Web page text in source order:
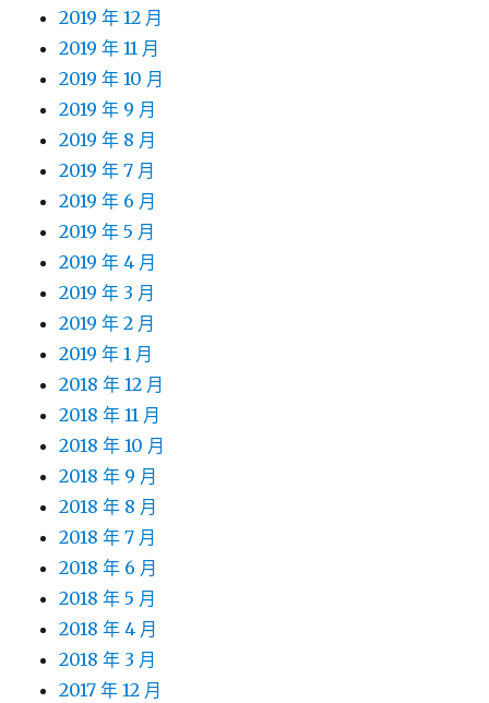
2019 年 12 月
2019 年 11 月
2019 年 10 月
2019 年 9 月
2019 年 8 月
2019 年 7 月
2019 年 6 月
2019 年 5 月
2019 年 4 月
2019 年 3 月
2019 年 2 月
2019 年 1 月
2018 年 12 月
2018 年 11 月
2018 年 10 月
2018 年 9 月
2018 年 8 月
2018 年 7 月
2018 年 6 月
2018 年 5 月
2018 年 4 月
2018 年 3 月
2017 年 12 月